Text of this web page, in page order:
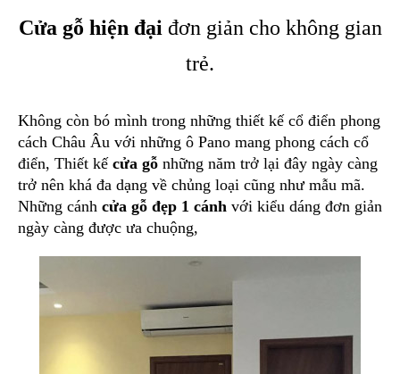
Cửa gỗ hiện đại đơn giản cho không gian
trẻ.
Không còn bó mình trong những thiết kế cổ điển phong
cách Châu Âu với những ô Pano mang phong cách cổ
điển, Thiết kế cửa gỗ những năm trở lại đây ngày càng
trở nên khá đa dạng về chủng loại cũng như mẫu mã.
Những cánh cửa gỗ đẹp 1 cánh với kiểu dáng đơn giản
ngày càng được ưa chuộng,